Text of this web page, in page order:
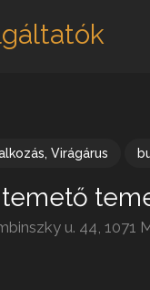
, Virágárus
u. 44, 1071